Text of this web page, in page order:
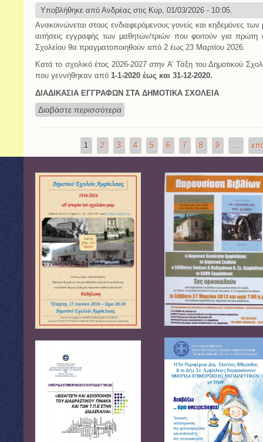
Υποβλήθηκε από Ανδρέας στις Κυρ, 01/03/2026 - 10:05.
Aνακοινώνεται στους ενδιαφερόμενους γονείς και κηδεμόνες
αιτήσεις εγγραφής των μαθητών/τριών που φοιτούν για
Σχολείου θα πραγματοποιηθούν από 2 έως 23 Μαρτίου 2026.
Κατά το σχολικό έτος 2026-2027 στην Α’ Τάξη του Δημοτικού
που γεννήθηκαν από 1-1-2020 έως και 31-12-2020.
ΔΙΑΔΙΚΑΣΙΑ ΕΓΓΡΑΦΩΝ ΣΤΑ ΔΗΜΟΤΙΚΑ ΣΧΟΛΕΙΑ
Διαβάστε περισσότερα
1 2 3 4 5 6 7 8 9 …